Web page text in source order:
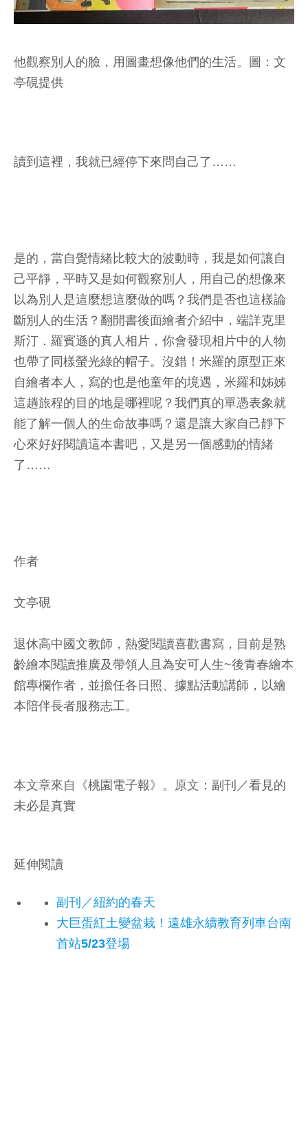
他觀察別人的臉，用圖畫想像他們的生活。圖：文
亭硯提供
讀到這裡，我就已經停下來問自己了……
是的，當自覺情緒比較大的波動時，我是如何讓自
己平靜，平時又是如何觀察別人，用自己的想像來
以為別人是這麼想這麼做的嗎？我們是否也這樣論
斷別人的生活？翻開書後面繪者介紹中，端詳克里
斯汀．羅賓遜的真人相片，你會發現相片中的人物
也帶了同樣螢光綠的帽子。沒錯！米羅的原型正來
自繪者本人，寫的也是他童年的境遇，米羅和姊姊
這趟旅程的目的地是哪裡呢？我們真的單憑表象就
能了解一個人的生命故事嗎？還是讓大家自己靜下
心來好好閱讀這本書吧，又是另一個感動的情緒
了……
作者
文亭硯
退休高中國文教師，熱愛閱讀喜歡書寫，目前是熟
齡繪本閱讀推廣及帶領人且為安可人生~後青春繪本
館專欄作者，並擔任各日照、據點活動講師，以繪
本陪伴長者服務志工。
本文章來自《桃園電子報》。原文： 副刊／看見的
未必是真實
延伸閱讀
副刊／紐約的春天
大巨蛋紅土變盆栽！遠雄永續教育列車台南
首站5/23登場